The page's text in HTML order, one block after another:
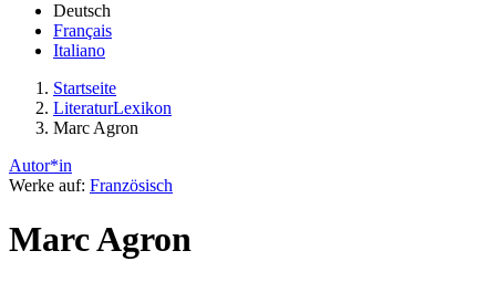
Deutsch
Français
Italiano
Startseite
LiteraturLexikon
Marc Agron
Autor*in
Werke auf: Französisch
Marc Agron